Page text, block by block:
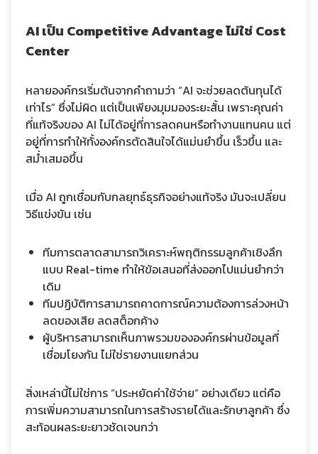
AI เป็น Competitive Advantage ไม่ใช่ Cost
Center
หลายองค์กรเริ่มต้นจากคำถามว่า “AI จะช่วยลดต้นทุนได้
เท่าไร” ซึ่งไม่ผิด แต่เป็นเพียงมุมมองระยะสั้น เพราะคุณค่า
ที่แท้จริงของ AI ไม่ได้อยู่ที่การลดคนหรือทำงานแทนคน แต่
อยู่ที่การทำให้ทั้งองค์กรตัดสินใจได้แม่นยำขึ้น เร็วขึ้น และ
สม่ำเสมอขึ้น
เมื่อ AI ถูกเชื่อมกับกลยุทธ์ธุรกิจอย่างแท้จริง มันจะเปลี่ยน
วิธีแข่งขัน เช่น
ทีมการตลาดสามารถวิเคราะห์พฤติกรรมลูกค้าเชิงลึก
แบบ Real-time ทำให้ข้อเสนอที่ส่งออกไปแม่นยำกว่า
เดิม
ทีมปฏิบัติการสามารถคาดการณ์ความต้องการล่วงหน้า
ลดของเสีย ลดสต็อกค้าง
ผู้บริหารสามารถเห็นภาพรวมขององค์กรผ่านข้อมูลที่
เชื่อมโยงกัน ไม่ใช่รายงานแยกส่วน
สิ่งเหล่านี้ไม่ใช่การ “ประหยัดค่าใช้จ่าย” อย่างเดียว แต่คือ
การเพิ่มความสามารถในการสร้างรายได้และรักษาลูกค้า ซึ่ง
สะท้อนผลระยะยาวชัดเจนกว่า